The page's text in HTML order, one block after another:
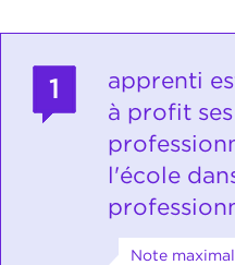
1
apprenti
à profit
l'école
Note